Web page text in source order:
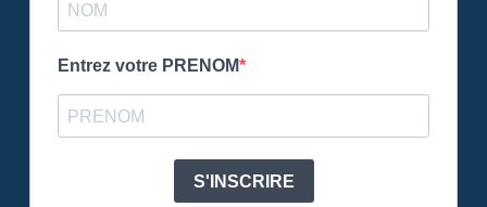
Entrez votre PRENOM
S'INSCRIRE